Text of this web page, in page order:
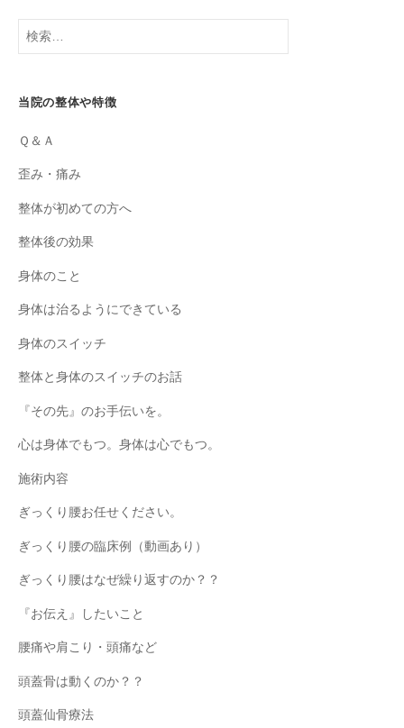
検
索:
当院の整体や特徴
Ｑ＆Ａ
歪み・痛み
整体が初めての方へ
整体後の効果
身体のこと
身体は治るようにできている
身体のスイッチ
整体と身体のスイッチのお話
『その先』のお手伝いを。
心は身体でもつ。身体は心でもつ。
施術内容
ぎっくり腰お任せください。
ぎっくり腰の臨床例（動画あり）
ぎっくり腰はなぜ繰り返すのか？？
『お伝え』したいこと
腰痛や肩こり・頭痛など
頭蓋骨は動くのか？？
頭蓋仙骨療法